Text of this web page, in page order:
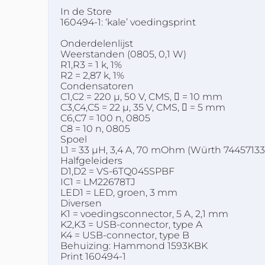
In de Store
160494-1: ‘kale’ voedingsprint
Onderdelenlijst
Weerstanden (0805, 0,1 W)
R1,R3 = 1 k, 1%
R2 = 2,87 k, 1%
Condensatoren
C1,C2 = 220 µ, 50 V, CMS,  = 10 mm
C3,C4,C5 = 22 µ, 35 V, CMS,  = 5 mm
C6,C7 = 100 n, 0805
C8 = 10 n, 0805
Spoel
L1 = 33 µH, 3,4 A, 70 mOhm (Würth
Halfgeleiders
D1,D2 = VS-6TQ045SPBF
IC1 = LM22678TJ
LED1 = LED, groen, 3 mm
Diversen
K1 = voedingsconnector, 5 A, 2,1 mm
K2,K3 = USB-connector, type A
K4 = USB-connector, type B
Behuizing: Hammond 1593KBK
Print 160494-1